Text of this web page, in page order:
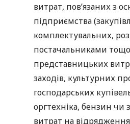
витрат, пов’язаних з
підприємства
комплектувальних,
постачальниками
представницьких
заходів, культурних
господарських
оргтехніка, бензин чи
витрат на відрядження